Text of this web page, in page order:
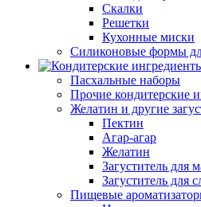
Скалки
Решетки
Кухонные миски
Силиконовые формы
Пасхальные наборы
Прочие кондитерские
Желатин и другие
Пектин
Агар-агар
Желатин
Загуститель для
Загуститель для
Пищевые